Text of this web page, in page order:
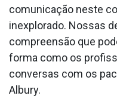
comunicação neste
inexplorado. Nossas
compreensão que
forma como os
conversas com os
Albury.